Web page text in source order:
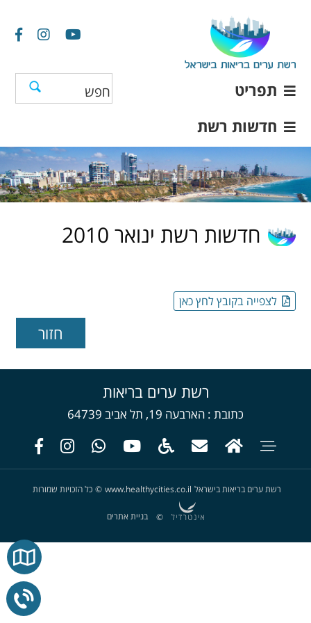
תפריט
חדשות רשת
חדשות רשת ינואר 2010
לצפייה בקובץ לחץ כאן
רשת ערים בריאות
כתובת הארבעה 19, תל אביב 64739
רשת ערים בריאות בישראל www.healthycities.co.il
© כל הזכויות שמורות
© בניית אתרים